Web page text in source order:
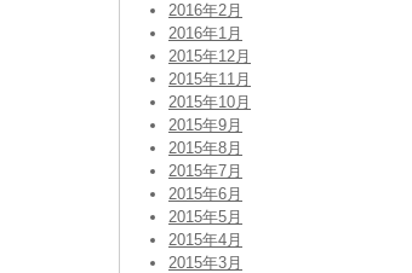
2016年2月
2016年1月
2015年12月
2015年11月
2015年10月
2015年9月
2015年8月
2015年7月
2015年6月
2015年5月
2015年4月
2015年3月